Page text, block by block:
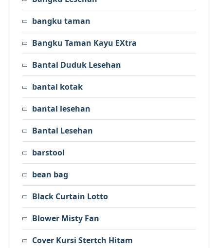
bangku taman
Bangku Taman Kayu EXtra
Bantal Duduk Lesehan
bantal kotak
bantal lesehan
Bantal Lesehan
barstool
bean bag
Black Curtain Lotto
Blower Misty Fan
Cover Kursi Stertch Hitam